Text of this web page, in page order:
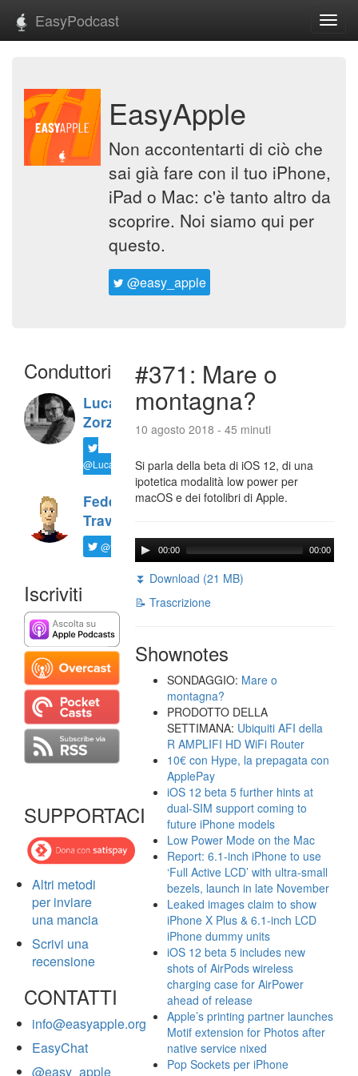
EasyPodcast
EasyApple
Non accontentarti di ciò che
sai già fare con il tuo iPhone,
iPad o Mac: c'è tanto altro da
scoprire. Noi siamo qui per
questo.
@easy_apple
Conduttori
Luca
Zorzi
@LucaTNT
Federico
Travaini
@ftrava
Iscriviti
SUPPORTACI
Altri metodi
per inviare
una mancia
Scrivi una
recensione
CONTATTI
info@easyapple.org
EasyChat
@easy_apple
#371: Mare o
montagna?
10 agosto 2018 - 45 minuti
Si parla della beta di iOS 12, di una
ipotetica modalità low power per
macOS e dei fotolibri di Apple.
00:00 00:00
⏬ Download (21 MB)
📝 Trascrizione
Shownotes
SONDAGGIO: Mare o
montagna?
PRODOTTO DELLA
SETTIMANA: Ubiquiti AFI della
R AMPLIFI HD WiFi Router
10€ con Hype, la prepagata con
ApplePay
iOS 12 beta 5 further hints at
dual-SIM support coming to
future iPhone models
Low Power Mode on the Mac
Report: 6.1-inch iPhone to use
‘Full Active LCD’ with ultra-small
bezels, launch in late November
Leaked images claim to show
iPhone X Plus & 6.1-inch LCD
iPhone dummy units
iOS 12 beta 5 includes new
shots of AirPods wireless
charging case for AirPower
ahead of release
Apple’s printing partner launches
Motif extension for Photos after
native service nixed
Pop Sockets per iPhone